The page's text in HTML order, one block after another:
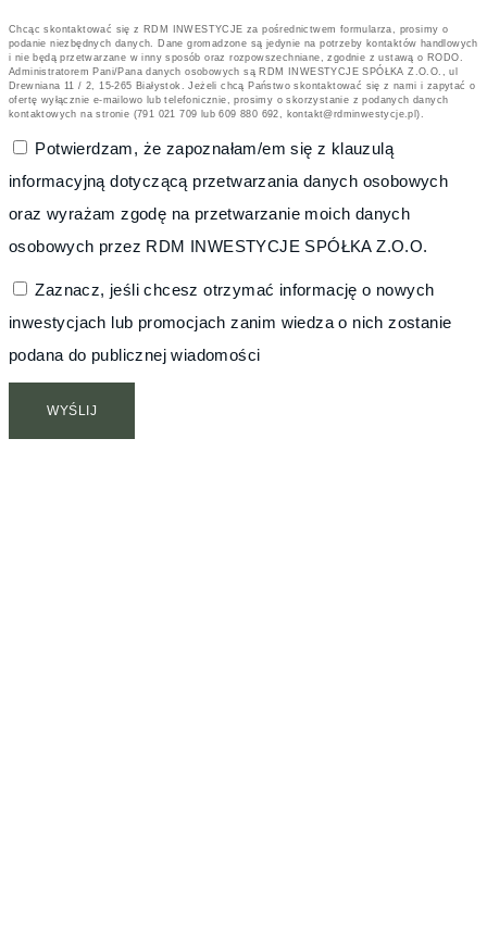
Chcąc skontaktować się z RDM INWESTYCJE za pośrednictwem formularza, prosimy o
podanie niezbędnych danych. Dane gromadzone są jedynie na potrzeby kontaktów handlowych
i nie będą przetwarzane w inny sposób oraz rozpowszechniane, zgodnie z ustawą o RODO.
Administratorem Pani/Pana danych osobowych są RDM INWESTYCJE SPÓŁKA Z.O.O., ul
Drewniana 11 / 2, 15-265 Białystok. Jeżeli chcą Państwo skontaktować się z nami i zapytać o
ofertę wyłącznie e-mailowo lub telefonicznie, prosimy o skorzystanie z podanych danych
kontaktowych na stronie (791 021 709 lub 609 880 692, kontakt@rdminwestycje.pl).
Potwierdzam, że zapoznałam/em się z klauzulą
informacyjną dotyczącą przetwarzania danych osobowych
oraz wyrażam zgodę na przetwarzanie moich danych
osobowych przez RDM INWESTYCJE SPÓŁKA Z.O.O.
Zaznacz, jeśli chcesz otrzymać informację o nowych
inwestycjach lub promocjach zanim wiedza o nich zostanie
podana do publicznej wiadomości
WYŚLIJ